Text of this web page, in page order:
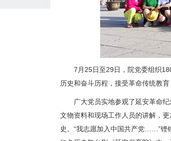
7月25日至29日，院党委组织180
历史和奋斗历程，接受革命传统教
广大党员实地参观了延安革命纪
文物资料和现场工作人员的讲解，
史。“我志愿加入中国共产党……”铿